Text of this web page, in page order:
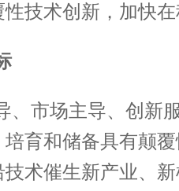
技术创新，加快
、市场主导、创新
育和储备具有颠
术催生新产业、